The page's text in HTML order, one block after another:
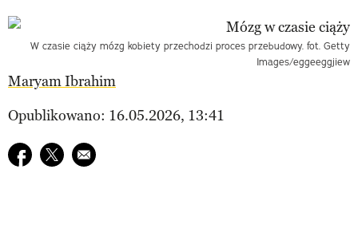
W czasie ciąży mózg kobiety przechodzi proces przebudowy. fot. Getty
Images/eggeeggjiew
Maryam Ibrahim
Opublikowano: 16.05.2026, 13:41
Udostępnij na facebook
Udostępnij na twitter
E-mail do przyjaciela